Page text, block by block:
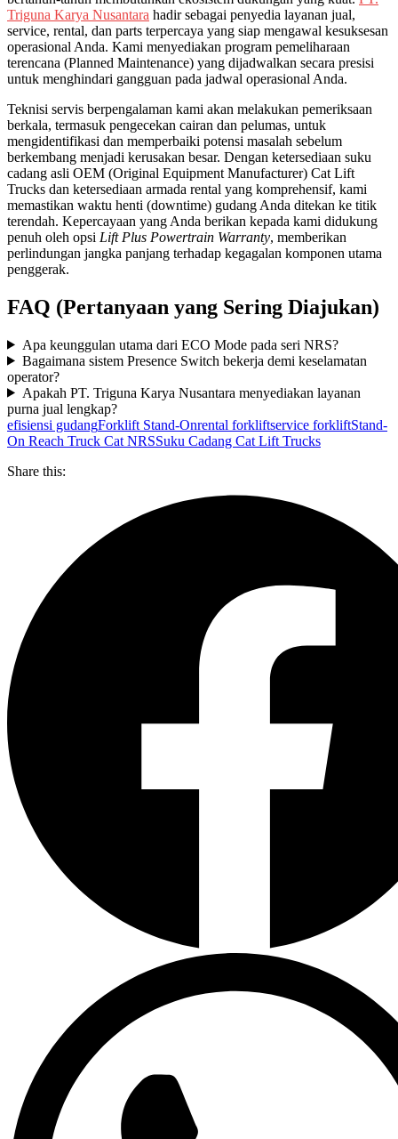
Triguna Karya Nusantara hadir sebagai penyedia layanan jual,
service, rental, dan parts terpercaya yang siap mengawal kesuksesan
operasional Anda. Kami menyediakan program pemeliharaan
terencana (Planned Maintenance) yang dijadwalkan secara presisi
untuk menghindari gangguan pada jadwal operasional Anda.
Teknisi servis berpengalaman kami akan melakukan pemeriksaan
berkala, termasuk pengecekan cairan dan pelumas, untuk
mengidentifikasi dan memperbaiki potensi masalah sebelum
berkembang menjadi kerusakan besar. Dengan ketersediaan suku
cadang asli OEM (Original Equipment Manufacturer) Cat Lift
Trucks dan ketersediaan armada rental yang komprehensif, kami
memastikan waktu henti (downtime) gudang Anda ditekan ke titik
terendah. Kepercayaan yang Anda berikan kepada kami didukung
penuh oleh opsi Lift Plus Powertrain Warranty, memberikan
perlindungan jangka panjang terhadap kegagalan komponen utama
penggerak.
FAQ (Pertanyaan yang Sering Diajukan)
Apa keunggulan utama dari ECO Mode pada seri NRS?
Bagaimana sistem Presence Switch bekerja demi keselamatan
operator?
Apakah PT. Triguna Karya Nusantara menyediakan layanan
purna jual lengkap?
efisiensi gudangForklift Stand-Onrental forkliftservice forkliftStand-
On Reach Truck Cat NRSSuku Cadang Cat Lift Trucks
Share this: